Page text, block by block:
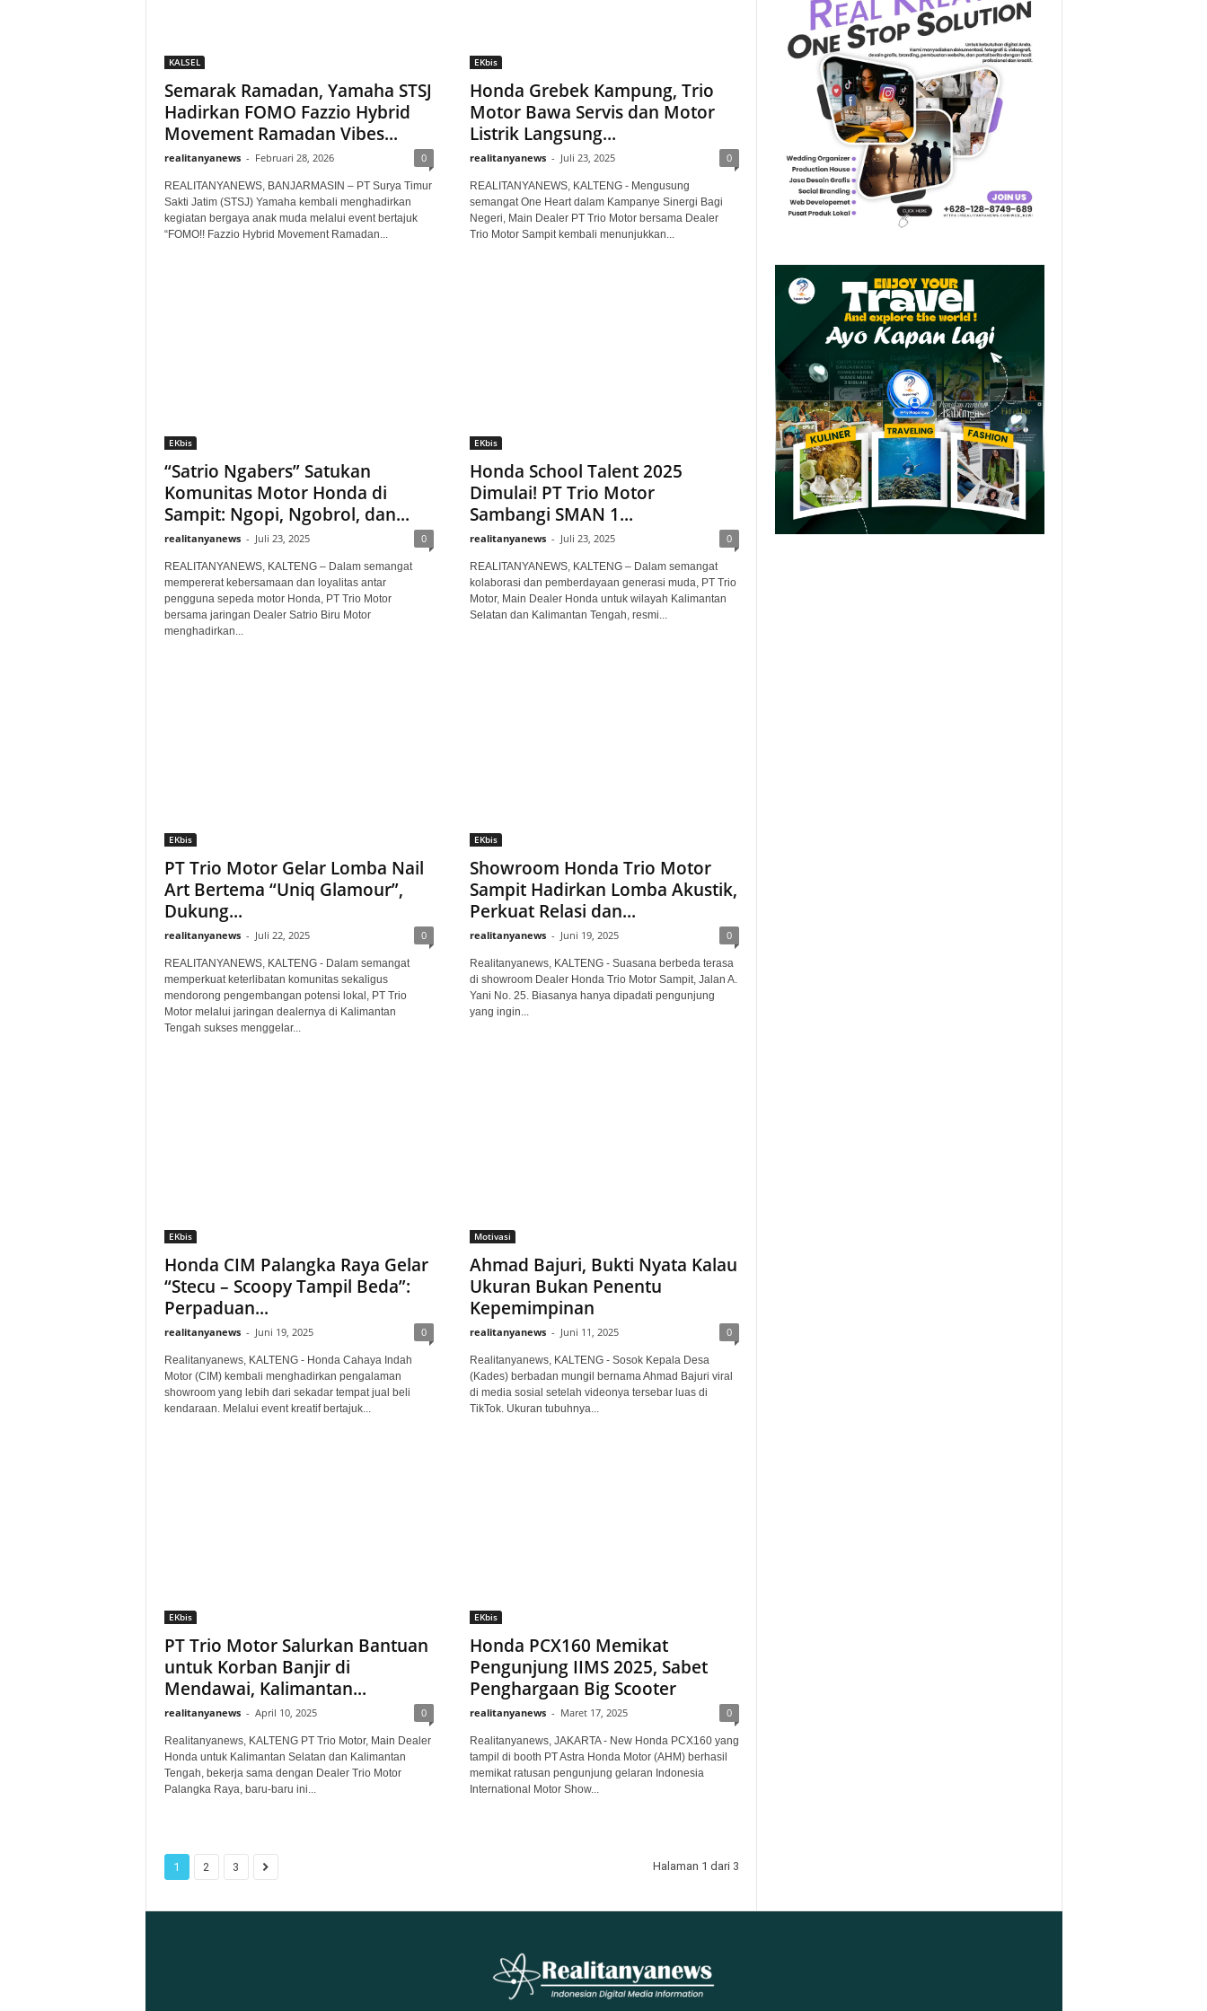
KALSEL
Semarak Ramadan, Yamaha STSJ
Hadirkan FOMO Fazzio Hybrid
Movement Ramadan Vibes...
realitanyanews - Februari 28, 2026 0
REALITANYANEWS, BANJARMASIN – PT Surya Timur
Sakti Jatim (STSJ) Yamaha kembali menghadirkan
kegiatan bergaya anak muda melalui event bertajuk
“FOMO!! Fazzio Hybrid Movement Ramadan...
EKbis
Honda Grebek Kampung, Trio
Motor Bawa Servis dan Motor
Listrik Langsung...
realitanyanews - Juli 23, 2025 0
REALITANYANEWS, KALTENG - Mengusung
semangat One Heart dalam Kampanye Sinergi Bagi
Negeri, Main Dealer PT Trio Motor bersama Dealer
Trio Motor Sampit kembali menunjukkan...
EKbis
“Satrio Ngabers” Satukan
Komunitas Motor Honda di
Sampit: Ngopi, Ngobrol, dan...
realitanyanews - Juli 23, 2025 0
REALITANYANEWS, KALTENG – Dalam semangat
mempererat kebersamaan dan loyalitas antar
pengguna sepeda motor Honda, PT Trio Motor
bersama jaringan Dealer Satrio Biru Motor
menghadirkan...
EKbis
Honda School Talent 2025
Dimulai! PT Trio Motor
Sambangi SMAN 1...
realitanyanews - Juli 23, 2025 0
REALITANYANEWS, KALTENG – Dalam semangat
kolaborasi dan pemberdayaan generasi muda, PT Trio
Motor, Main Dealer Honda untuk wilayah Kalimantan
Selatan dan Kalimantan Tengah, resmi...
EKbis
PT Trio Motor Gelar Lomba Nail
Art Bertema “Uniq Glamour”,
Dukung...
realitanyanews - Juli 22, 2025 0
REALITANYANEWS, KALTENG - Dalam semangat
memperkuat keterlibatan komunitas sekaligus
mendorong pengembangan potensi lokal, PT Trio
Motor melalui jaringan dealernya di Kalimantan
Tengah sukses menggelar...
EKbis
Showroom Honda Trio Motor
Sampit Hadirkan Lomba Akustik,
Perkuat Relasi dan...
realitanyanews - Juni 19, 2025 0
Realitanyanews, KALTENG - Suasana berbeda terasa
di showroom Dealer Honda Trio Motor Sampit, Jalan A.
Yani No. 25. Biasanya hanya dipadati pengunjung
yang ingin...
EKbis
Honda CIM Palangka Raya Gelar
“Stecu – Scoopy Tampil Beda”:
Perpaduan...
realitanyanews - Juni 19, 2025 0
Realitanyanews, KALTENG - Honda Cahaya Indah
Motor (CIM) kembali menghadirkan pengalaman
showroom yang lebih dari sekadar tempat jual beli
kendaraan. Melalui event kreatif bertajuk...
Motivasi
Ahmad Bajuri, Bukti Nyata Kalau
Ukuran Bukan Penentu
Kepemimpinan
realitanyanews - Juni 11, 2025 0
Realitanyanews, KALTENG - Sosok Kepala Desa
(Kades) berbadan mungil bernama Ahmad Bajuri viral
di media sosial setelah videonya tersebar luas di
TikTok. Ukuran tubuhnya...
EKbis
PT Trio Motor Salurkan Bantuan
untuk Korban Banjir di
Mendawai, Kalimantan...
realitanyanews - April 10, 2025 0
Realitanyanews, KALTENG PT Trio Motor, Main Dealer
Honda untuk Kalimantan Selatan dan Kalimantan
Tengah, bekerja sama dengan Dealer Trio Motor
Palangka Raya, baru-baru ini...
EKbis
Honda PCX160 Memikat
Pengunjung IIMS 2025, Sabet
Penghargaan Big Scooter
realitanyanews - Maret 17, 2025 0
Realitanyanews, JAKARTA - New Honda PCX160 yang
tampil di booth PT Astra Honda Motor (AHM) berhasil
memikat ratusan pengunjung gelaran Indonesia
International Motor Show...
1 2 3 Halaman 1 dari 3